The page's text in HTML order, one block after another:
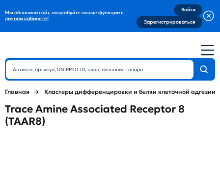
Мы обновили сайт, попробуйте новые функции в
личном кабинете!
Войти
Зарегистрироваться
Главная Кластеры дифференцировки и белки клеточной адгезии
Trace Amine Associated Receptor 8
(TAAR8)